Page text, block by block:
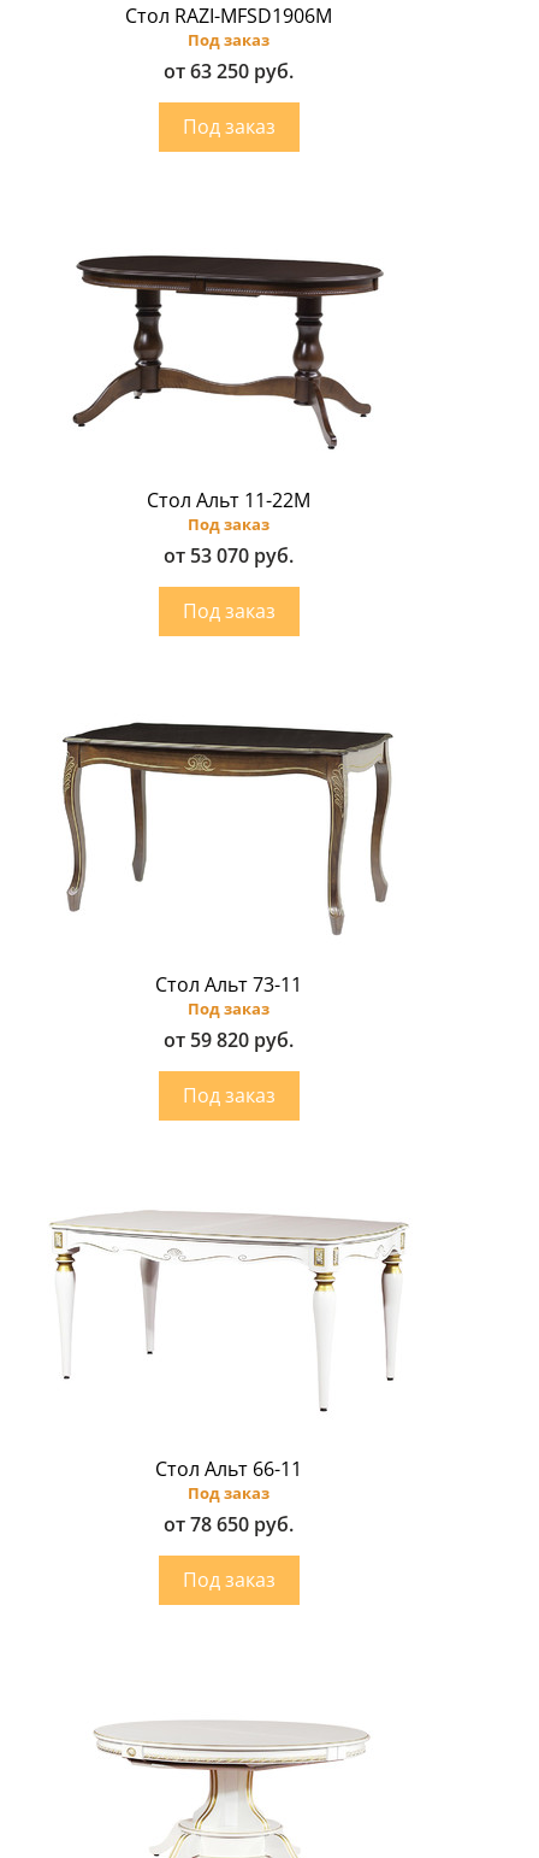
Стол RAZI-MFSD1906M
Под заказ
от 63 250 руб.
Стол Альт 11-22М
Под заказ
от 53 070 руб.
Стол Альт 73-11
Под заказ
от 59 820 руб.
Стол Альт 66-11
Под заказ
от 78 650 руб.